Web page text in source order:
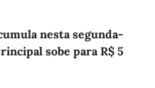
nesta segunda-
sobe para R$ 5